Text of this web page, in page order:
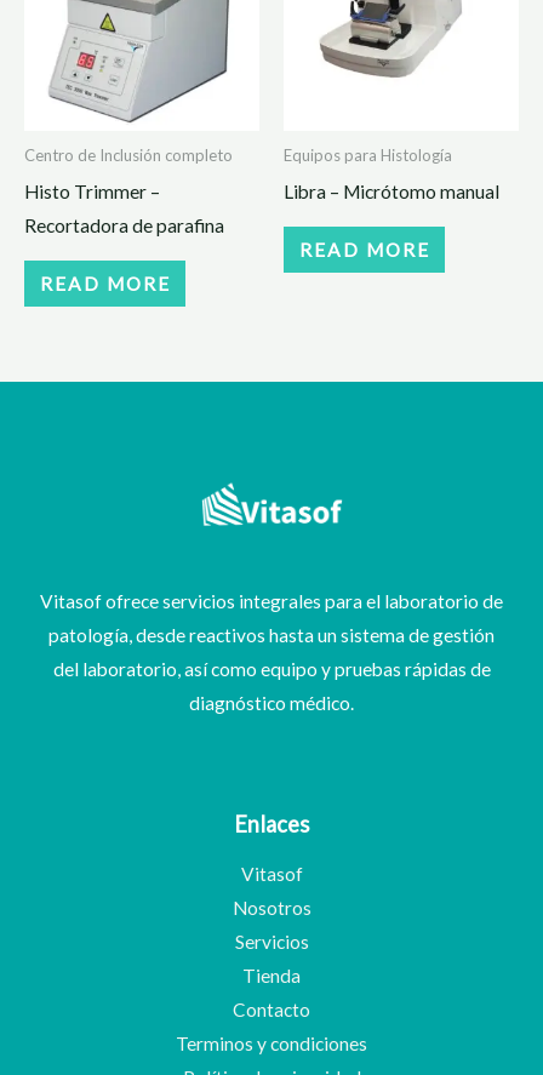
Centro de Inclusión completo
Histo Trimmer –
Recortadora de parafina
READ MORE
Equipos para Histología
Libra – Micrótomo manual
READ MORE
Vitasof ofrece servicios integrales para el laboratorio de
patología, desde reactivos hasta un sistema de gestión
del laboratorio, así como equipo y pruebas rápidas de
diagnóstico médico.
Enlaces
Vitasof
Nosotros
Servicios
Tienda
Contacto
Terminos y condiciones